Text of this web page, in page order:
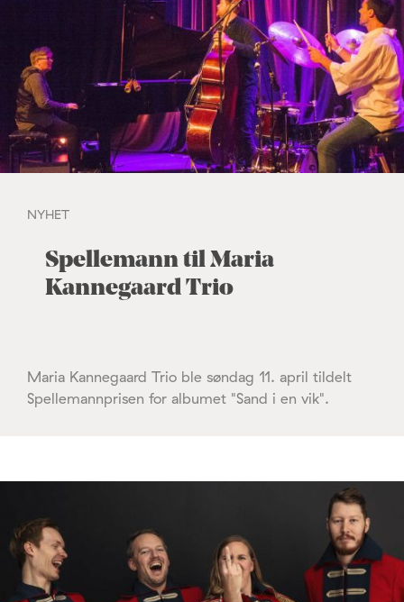
NYHET
Spellemann til Maria
Kannegaard Trio
Maria Kannegaard Trio ble søndag 11. april tildelt
Spellemannprisen for albumet "Sand i en vik".